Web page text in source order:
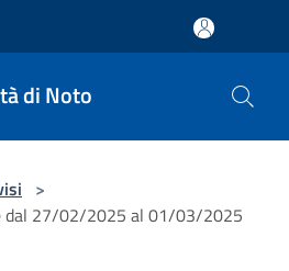
di Noto
>
dal 27/02/2025 al 01/03/2025